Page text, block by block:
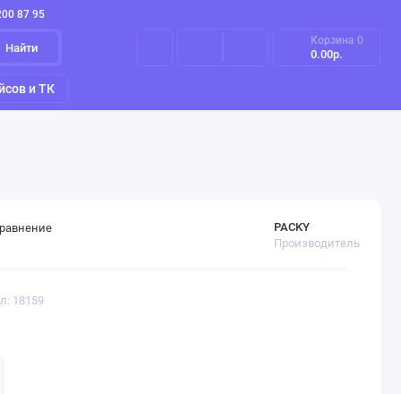
87 95
Найти
Корзина 0
0.00р.
и ТК
18159
PACKY
Производитель